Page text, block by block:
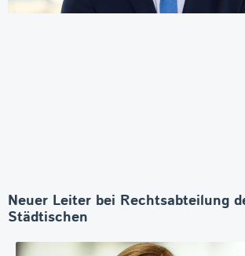
Neuer Leiter bei Rechtsabteilung
Städtischen